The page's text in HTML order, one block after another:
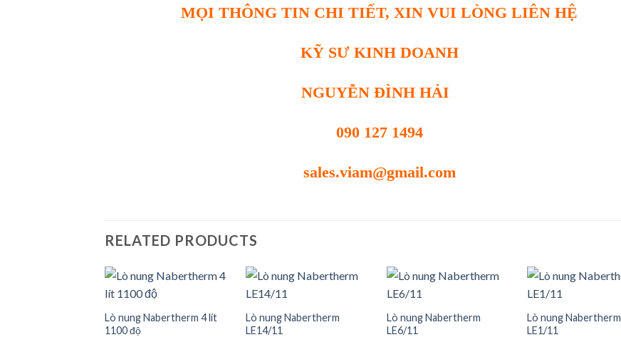
MỌI THÔNG TIN CHI TIẾT, XIN VUI LÒNG LIÊN HỆ
KỸ SƯ KINH DOANH
NGUYỄN ĐÌNH HẢI
090 127 1494
sales.viam@gmail.com
RELATED PRODUCTS
Lò nung Nabertherm 4 lít
1100 độ
Lò nung Nabertherm
LE14/11
Lò nung Nabertherm
LE6/11
Lò nung Nabertherm
LE1/11